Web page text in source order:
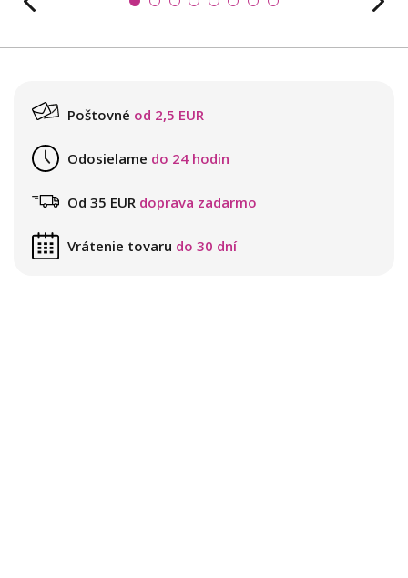
Poštovné od 2,5 EUR
Odosielame do 24 hodin
Od 35 EUR doprava zadarmo
Vrátenie tovaru do 30 dní